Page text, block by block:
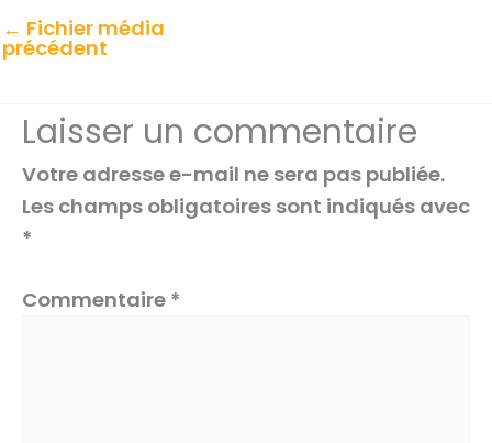
← Fichier média
précédent
Laisser un commentaire
Votre adresse e-mail ne sera pas publiée.
Les champs obligatoires sont indiqués avec
*
Commentaire *